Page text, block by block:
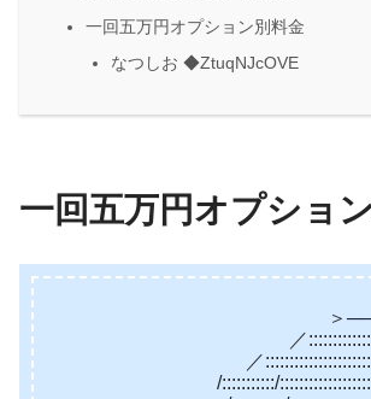
一回五万円オプション別料金
なつしお ◆ZtuqNJcOVE
一回五万円オプショ
＞
／
／
/:::::::::::/::::::::::::::::::::::::::::